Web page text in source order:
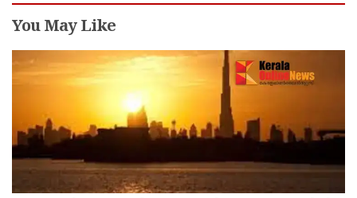
You May Like